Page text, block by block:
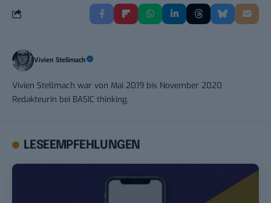
Vivien Stellmach
Vivien Stellmach war von Mai 2019 bis November 2020
Redakteurin bei BASIC thinking.
LESEEMPFEHLUNGEN